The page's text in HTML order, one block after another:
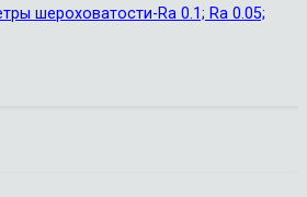
шероховатости-Ra 0.1; Ra 0.05;